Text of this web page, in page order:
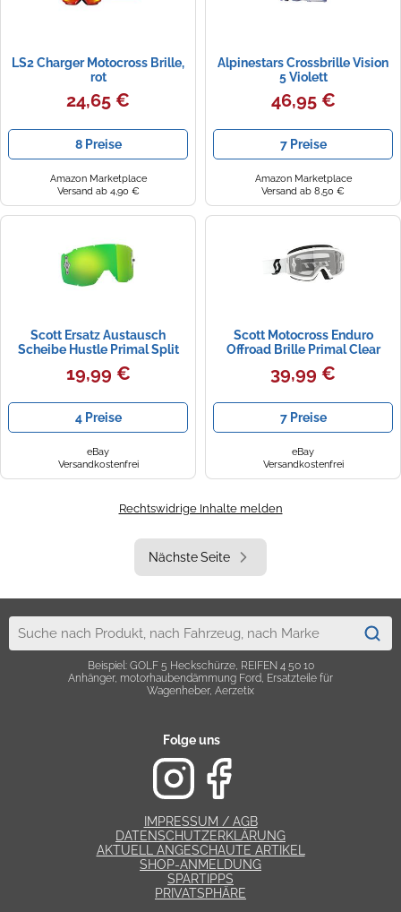
LS2 Charger Motocross Brille,
rot
24,65 €
8 Preise
Amazon Marketplace
Versand ab 4,90 €
Alpinestars Crossbrille Vision
5 Violett
46,95 €
7 Preise
Amazon Marketplace
Versand ab 8,50 €
Scott Ersatz Austausch
Scheibe Hustle Primal Split
Motocross Enduro Offroad
MTB
19,99 €
4 Preise
eBay
Versandkostenfrei
Scott Motocross Enduro
Offroad Brille Primal Clear
Downhill Quad ATV Klares
Glas
39,99 €
7 Preise
eBay
Versandkostenfrei
Rechtswidrige Inhalte melden
Nächste Seite
Beispiel: GOLF 5 Heckschürze, REIFEN 4 50 10
Anhänger, motorhaubendämmung Ford, Ersatzteile für
Wagenheber, Aerzetix
Folge uns
IMPRESSUM / AGB
DATENSCHUTZERKLÄRUNG
AKTUELL ANGESCHAUTE ARTIKEL
SHOP-ANMELDUNG
SPARTIPPS
PRIVATSPHÄRE